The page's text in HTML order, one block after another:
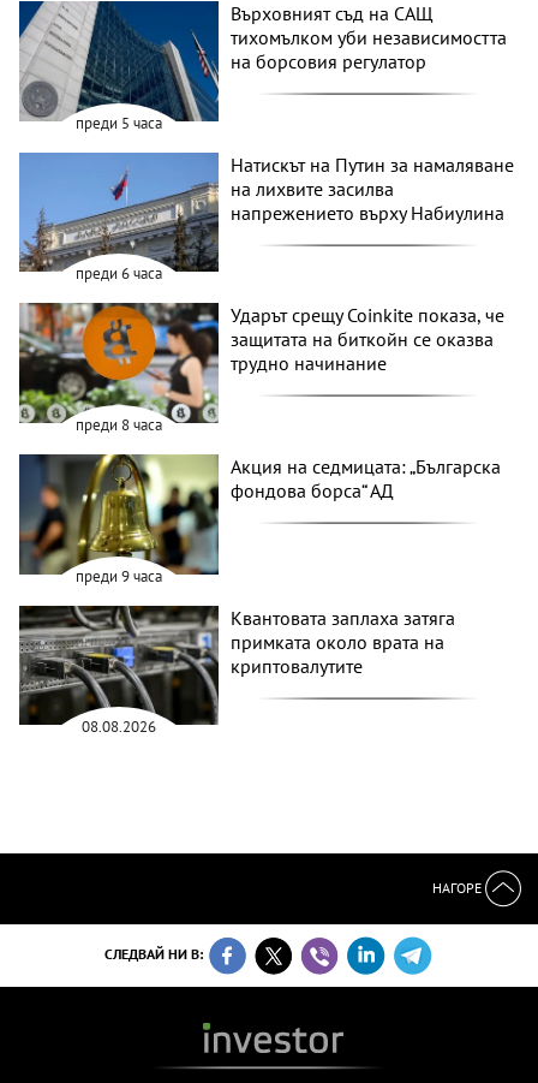
преди 5 часа
Върховният съд на САЩ
тихомълком уби независимостта
на борсовия регулатор
преди 6 часа
Натискът на Путин за намаляване
на лихвите засилва
напрежението върху Набиулина
преди 8 часа
Ударът срещу Coinkite показа, че
защитата на биткойн се оказва
трудно начинание
преди 9 часа
Акция на седмицата: „Българска
фондова борса“ АД
08.08.2026
Квантовата заплаха затяга
примката около врата на
криптовалутите
НАГОРЕ
СЛЕДВАЙ НИ В: